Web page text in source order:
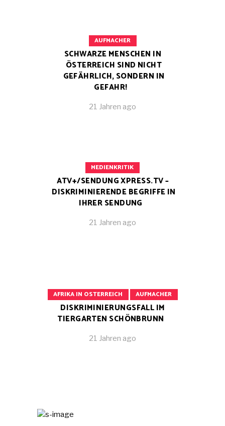
AUFMACHER
SCHWARZE MENSCHEN IN
ÖSTERREICH SIND NICHT
GEFÄHRLICH, SONDERN IN
GEFAHR!
21 Jahren ago
MEDIENKRITIK
ATV+/SENDUNG XPRESS.TV –
DISKRIMINIERENDE BEGRIFFE IN
IHRER SENDUNG
21 Jahren ago
AFRIKA IN OSTERREICH AUFMACHER
DISKRIMINIERUNGSFALL IM
TIERGARTEN SCHÖNBRUNN
21 Jahren ago